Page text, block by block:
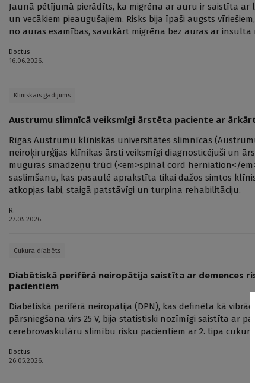
Jaunā pētījumā pierādīts, ka migrēna ar auru ir saistīta ar
un vecākiem pieaugušajiem. Risks bija īpaši augsts
no auras esamības, savukārt migrēna bez auras ar insulta
Doctus
16.06.2026.
Klīniskais gadījums
Austrumu slimnīcā veiksmīgi ārstēta paciente ar
Rīgas Austrumu klīniskās universitātes slimnīcas
neiroķirurģijas klīnikas ārsti veiksmīgi diagnosticējuši un
muguras smadzeņu trūci (<em>spinal cord herniation</
saslimšanu, kas pasaulē aprakstīta tikai dažos simtos
atkopjas labi, staigā patstāvīgi un turpina rehabilitāciju.
R.
27.05.2026.
Cukura diabēts
Diabētiskā perifērā neiropātija saistīta ar demences
pacientiem
Diabētiskā perifērā neiropātija (DPN), kas definēta kā
pārsniegšana virs 25 V, bija statistiski nozīmīgi saistīta ar
cerebrovaskulāru slimību risku pacientiem ar 2. tipa cukura
Doctus
26.05.2026.